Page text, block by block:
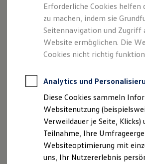
Leasing
Leasing-Angebote
Gebrauchtwagen
Junge
Elektroauto Leasing
Kleinwagen-Leasing
Leasing ohne Anzahlung
Autokredit mit
Versicherungen und Garantien
Kfz-Versicherung
Restschuldversicherungen
Garantien
Wartungsverträge
Geschäftskunden
Professional Class bei
Großkunden
Behörden
Die ENERGY
Erforderliche Cookies
zu machen, indem sie
Seitennavigation und Zugriff
Website ermöglichen. Die
Cookies nicht richtig
Analytics und
Diese Cookies sammeln
Websitenutzung
Verweildauer je Seite,
Teilnahme, Ihre
Websiteoptimierung mit
uns, Ihr Nutzererlebnis